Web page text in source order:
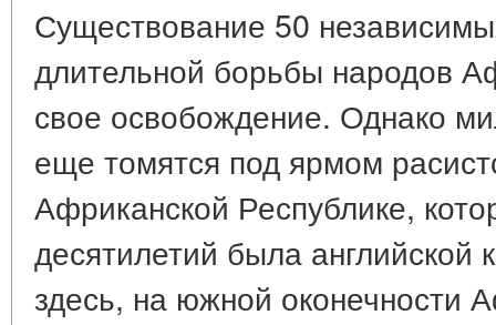
Существование 50
длительной борьбы народов
свое освобождение. Однако
еще томятся под ярмом
Африканской Республике,
десятилетий была английской
здесь, на южной оконечности